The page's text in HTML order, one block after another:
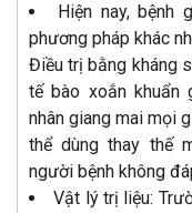
Hiện nay,
phương pháp khác
Điều trị bằng kháng
tế bào xoắn khuẩn
nhân giang mai mọi
thể dùng thay thế
người bệnh không
Vật lý trị liệu: